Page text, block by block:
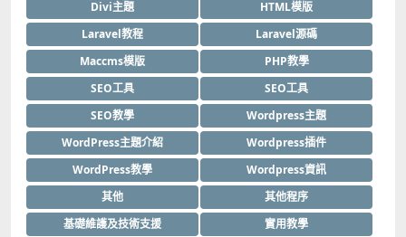
Divi主題
HTML模版
Laravel教程
Laravel源碼
Maccms模版
PHP教學
SEO工具
SEO工具
SEO教學
Wordpress主題
WordPress主題介紹
Wordpress插件
WordPress教學
Wordpress資訊
其他
其他程序
基礎維護及技術支援
實用教學